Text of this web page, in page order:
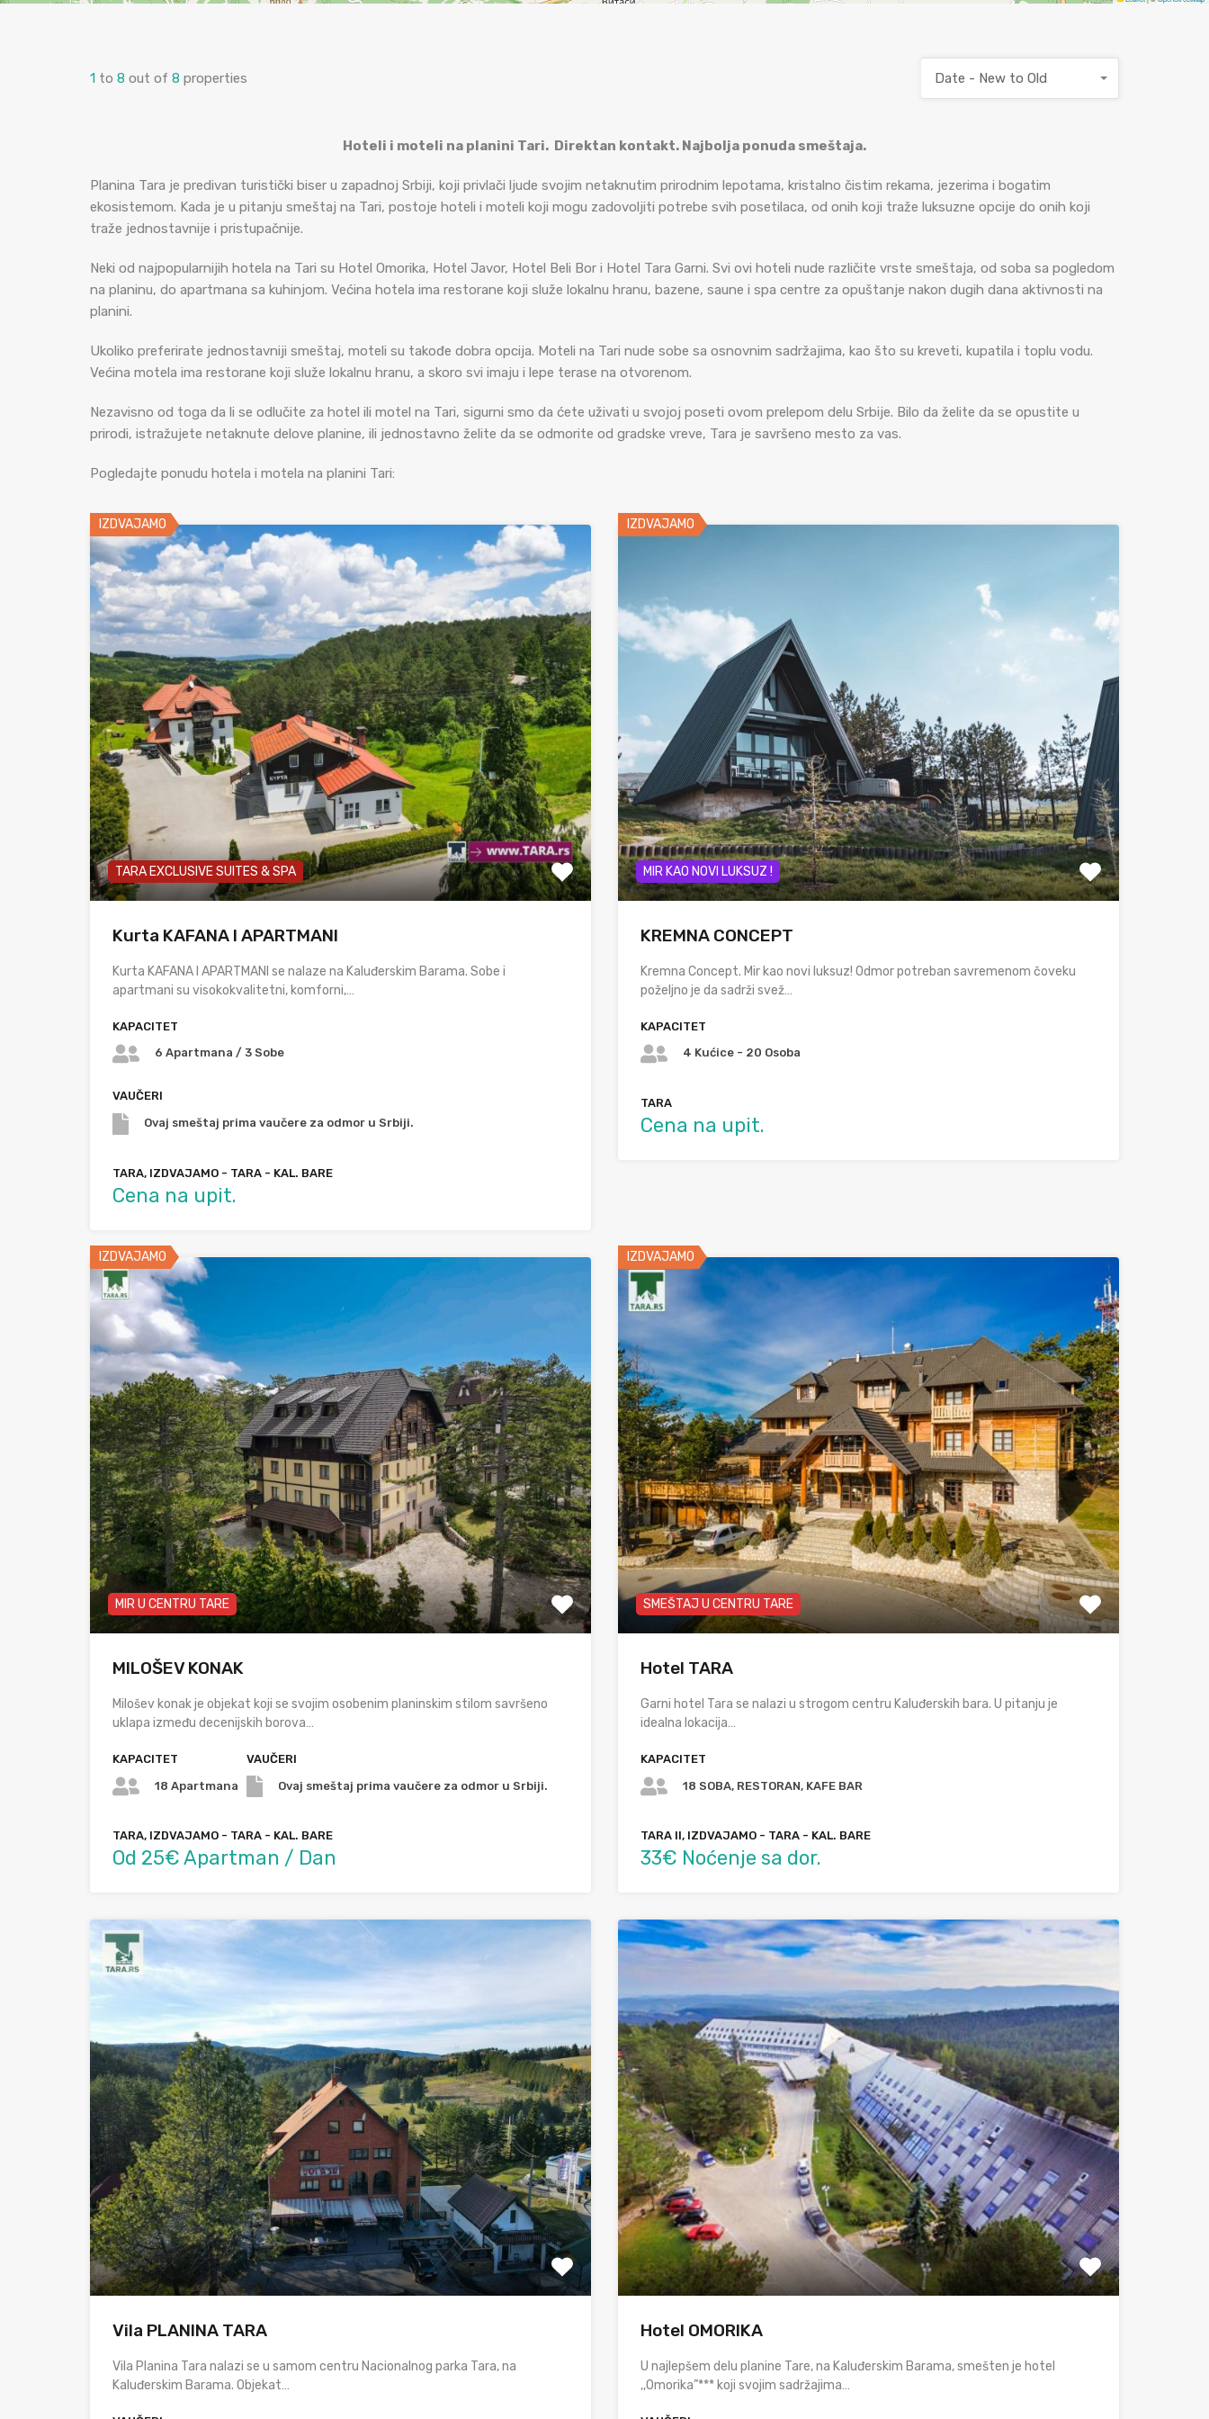
1 to 8 out of 8 properties Date - New to Old
Hoteli i moteli na planini Tari. Direktan kontakt. Najbolja ponuda smeštaja.
Planina Tara je predivan turistički biser u zapadnoj Srbiji, koji privlači ljude svojim netaknutim prirodnim lepotama, kristalno čistim rekama, jezerima i bogatim
ekosistemom. Kada je u pitanju smeštaj na Tari, postoje hoteli i moteli koji mogu zadovoljiti potrebe svih posetilaca, od onih koji traže luksuzne opcije do onih koji
traže jednostavnije i pristupačnije.
Neki od najpopularnijih hotela na Tari su Hotel Omorika, Hotel Javor, Hotel Beli Bor i Hotel Tara Garni. Svi ovi hoteli nude različite vrste smeštaja, od soba sa pogledom
na planinu, do apartmana sa kuhinjom. Većina hotela ima restorane koji služe lokalnu hranu, bazene, saune i spa centre za opuštanje nakon dugih dana aktivnosti na
planini.
Ukoliko preferirate jednostavniji smeštaj, moteli su takođe dobra opcija. Moteli na Tari nude sobe sa osnovnim sadržajima, kao što su kreveti, kupatila i toplu vodu.
Većina motela ima restorane koji služe lokalnu hranu, a skoro svi imaju i lepe terase na otvorenom.
Nezavisno od toga da li se odlučite za hotel ili motel na Tari, sigurni smo da ćete uživati u svojoj poseti ovom prelepom delu Srbije. Bilo da želite da se opustite u
prirodi, istražujete netaknute delove planine, ili jednostavno želite da se odmorite od gradske vreve, Tara je savršeno mesto za vas.
Pogledajte ponudu hotela i motela na planini Tari:
IZDVAJAMO
TARA EXCLUSIVE SUITES & SPA
Kurta KAFANA I APARTMANI
Kurta KAFANA I APARTMANI se nalaze na Kaluđerskim Barama. Sobe i
apartmani su visokokvalitetni, komforni,…
KAPACITET
6 Apartmana / 3 Sobe
VAUČERI
Ovaj smeštaj prima vaučere za odmor u Srbiji.
TARA, IZDVAJAMO - TARA - KAL. BARE
Cena na upit.
IZDVAJAMO
MIR KAO NOVI LUKSUZ !
KREMNA CONCEPT
Kremna Concept. Mir kao novi luksuz! Odmor potreban savremenom čoveku
poželjno je da sadrži svež…
KAPACITET
4 Kućice - 20 Osoba
TARA
Cena na upit.
IZDVAJAMO
MIR U CENTRU TARE
MILOŠEV KONAK
Milošev konak je objekat koji se svojim osobenim planinskim stilom savršeno
uklapa između decenijskih borova…
KAPACITET
18 Apartmana
VAUČERI
Ovaj smeštaj prima vaučere za odmor u Srbiji.
TARA, IZDVAJAMO - TARA - KAL. BARE
Od 25€ Apartman / Dan
IZDVAJAMO
SMEŠTAJ U CENTRU TARE
Hotel TARA
Garni hotel Tara se nalazi u strogom centru Kaluđerskih bara. U pitanju je
idealna lokacija…
KAPACITET
18 SOBA, RESTORAN, KAFE BAR
TARA II, IZDVAJAMO - TARA - KAL. BARE
33€ Noćenje sa dor.
Vila PLANINA TARA
Vila Planina Tara nalazi se u samom centru Nacionalnog parka Tara, na
Kaluđerskim Barama. Objekat…
Hotel OMORIKA
U najlepšem delu planine Tare, na Kaluđerskim Barama, smešten je hotel
,,Omorika”*** koji svojim sadržajima…